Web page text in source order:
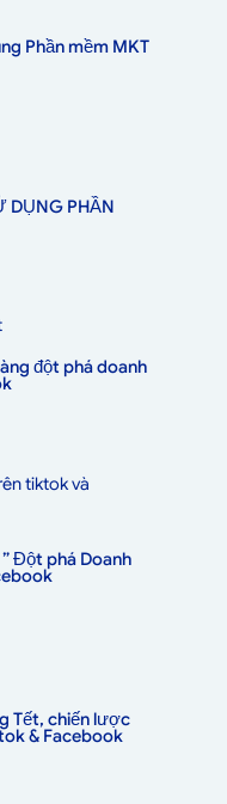
Phần mềm MKT
DỤNG PHẦN
đột phá doanh
Đột phá Doanh
Tết, chiến lược
& Facebook